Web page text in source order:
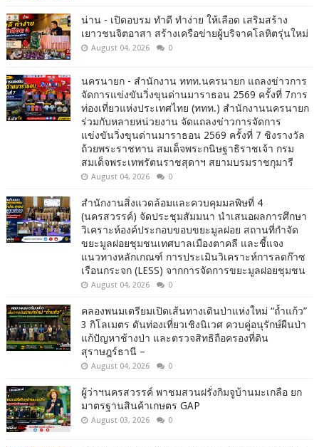
น่าน - เปิดอบรม ทำดี ทำง่าย ให้เลือด เสริมสร้าง
เยาวชนจิตอาสา สร้างเครือข่ายผู้บริจาคโลหิตรุ่นใหม่
August 04, 2026 0
นครนายก - สำนักงาน ททท.นครนายก แถลงข่าวการ
จัดการแข่งขันวิ่งขุนด่านมาราธอน 2569 ครั้งที่ 7การ
ท่องเที่ยวแห่งประเทศไทย (ททท.) สำนักงานนครนายก
ร่วมกับหลายหน่วยงาน จัดแถลงข่าวการจัดการ
แข่งขันวิ่งขุนด่านมาราธอน 2569 ครั้งที่ 7 ชิงรางวัล
ถ้วยพระราชทาน สมเด็จพระกนิษฐาธิราชเจ้า กรม
สมเด็จพระเทพรัตนราชสุดาฯ สยามบรมราชกุมารี
August 04, 2026 0
สำนักงานสิ่งแวดล้อมและควบคุมมลพิษที่ 4
(นครสวรรค์) จัดประชุมสัมมนา นำเสนอผลการศึกษา
วิเคราะห์องค์ประกอบขอบขยะมูลฝอย สถานที่กำจัด
ขยะมูลฝอยชุมชนเทศบาลเมืองตาคลี และชี้แจง
แนวทางหลักเกณฑ์ การประเมินวิเคราะห์การลดก๊าซ
เรือนกระจก (LESS) จากการจัดการขยะมูลฝอยชุมชน
August 04, 2026 0
คลองพนมเตรียมเปิดเส้นทางเดินป่าแห่งใหม่ “ถ้ำแก้ว”
3 กิโลเมตร ดันท่องเที่ยวเชิงนิเวศ ควบคู่อนุรักษ์ผืนป่า
แก้ปัญหาช้างป่า และตรวจสิทธิถือครองที่ดิน
สุราษฎร์ธานี –
August 04, 2026 0
ผู้ว่าฯนครสวรรค์ พาชมสวนฝรั่งกิมจูบ้านมะเกลือ ยก
มาตรฐานสินค้าเกษตร GAP
August 03, 2026 0